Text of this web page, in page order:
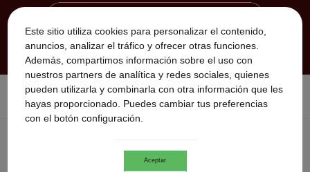
Este sitio utiliza cookies para personalizar el contenido,
anuncios, analizar el tráfico y ofrecer otras funciones.
Además, compartimos información sobre el uso con
nuestros partners de analítica y redes sociales, quienes
pueden utilizarla y combinarla con otra información que les
hayas proporcionado. Puedes cambiar tus preferencias
con el botón configuración.
Aceptar
Inicio > Flautas Nativas > Flautas Nativas Dobles >
flauta
nativa doble Western